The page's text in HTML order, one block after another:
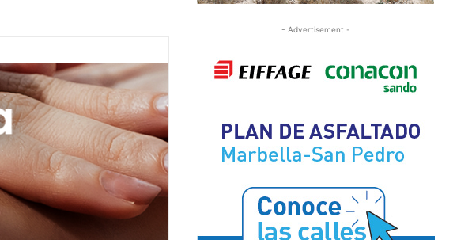
- Advertisement -